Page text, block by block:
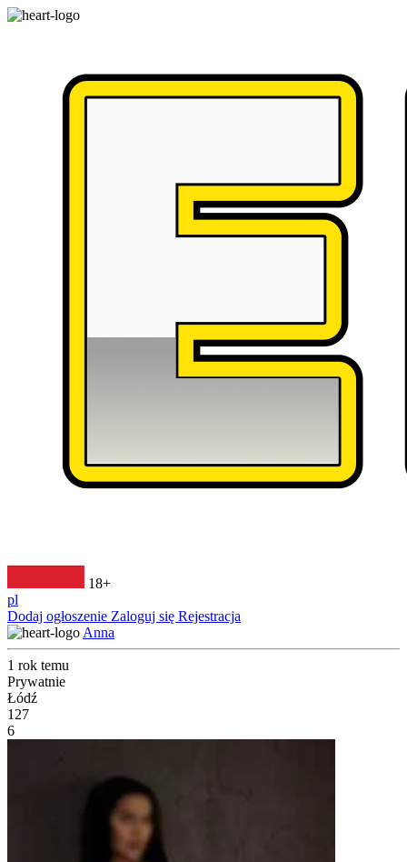
18+
pl
Dodaj ogłoszenie Zaloguj się Rejestracja
Anna
1 rok temu
Prywatnie
Łódź
127
6